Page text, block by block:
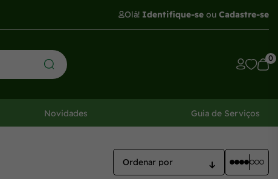
Olá! Identifique-se ou Cadastre-se
0
Novidades Guia de Serviços